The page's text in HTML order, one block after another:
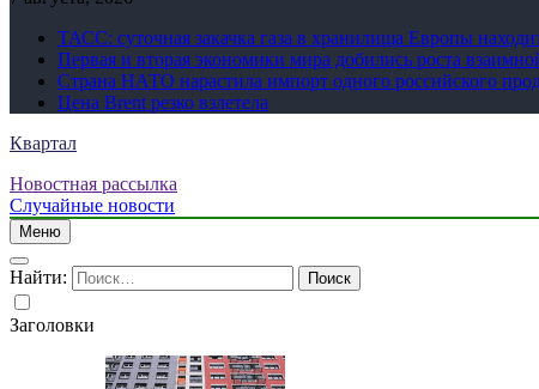
ТАСС: суточная закачка газа в хранилища Европы
Первая и вторая экономики мира добились роста
Страна НАТО нарастила импорт одного российского
Цена Brent резко взлетела
Квартал
Новостная рассылка
Случайные новости
Меню
Найти:
Заголовки